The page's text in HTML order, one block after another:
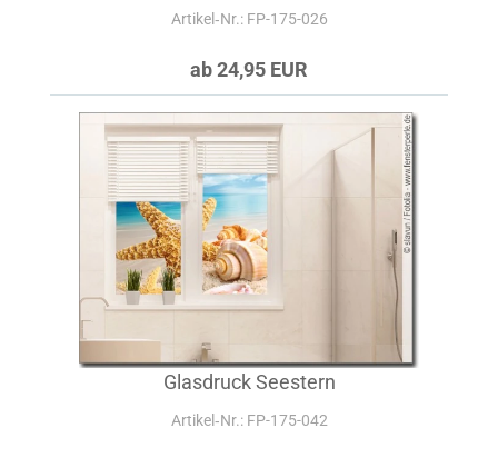
Artikel‑Nr.: FP-175-026
ab 24,95 EUR
Glasdruck Seestern
Artikel‑Nr.: FP-175-042